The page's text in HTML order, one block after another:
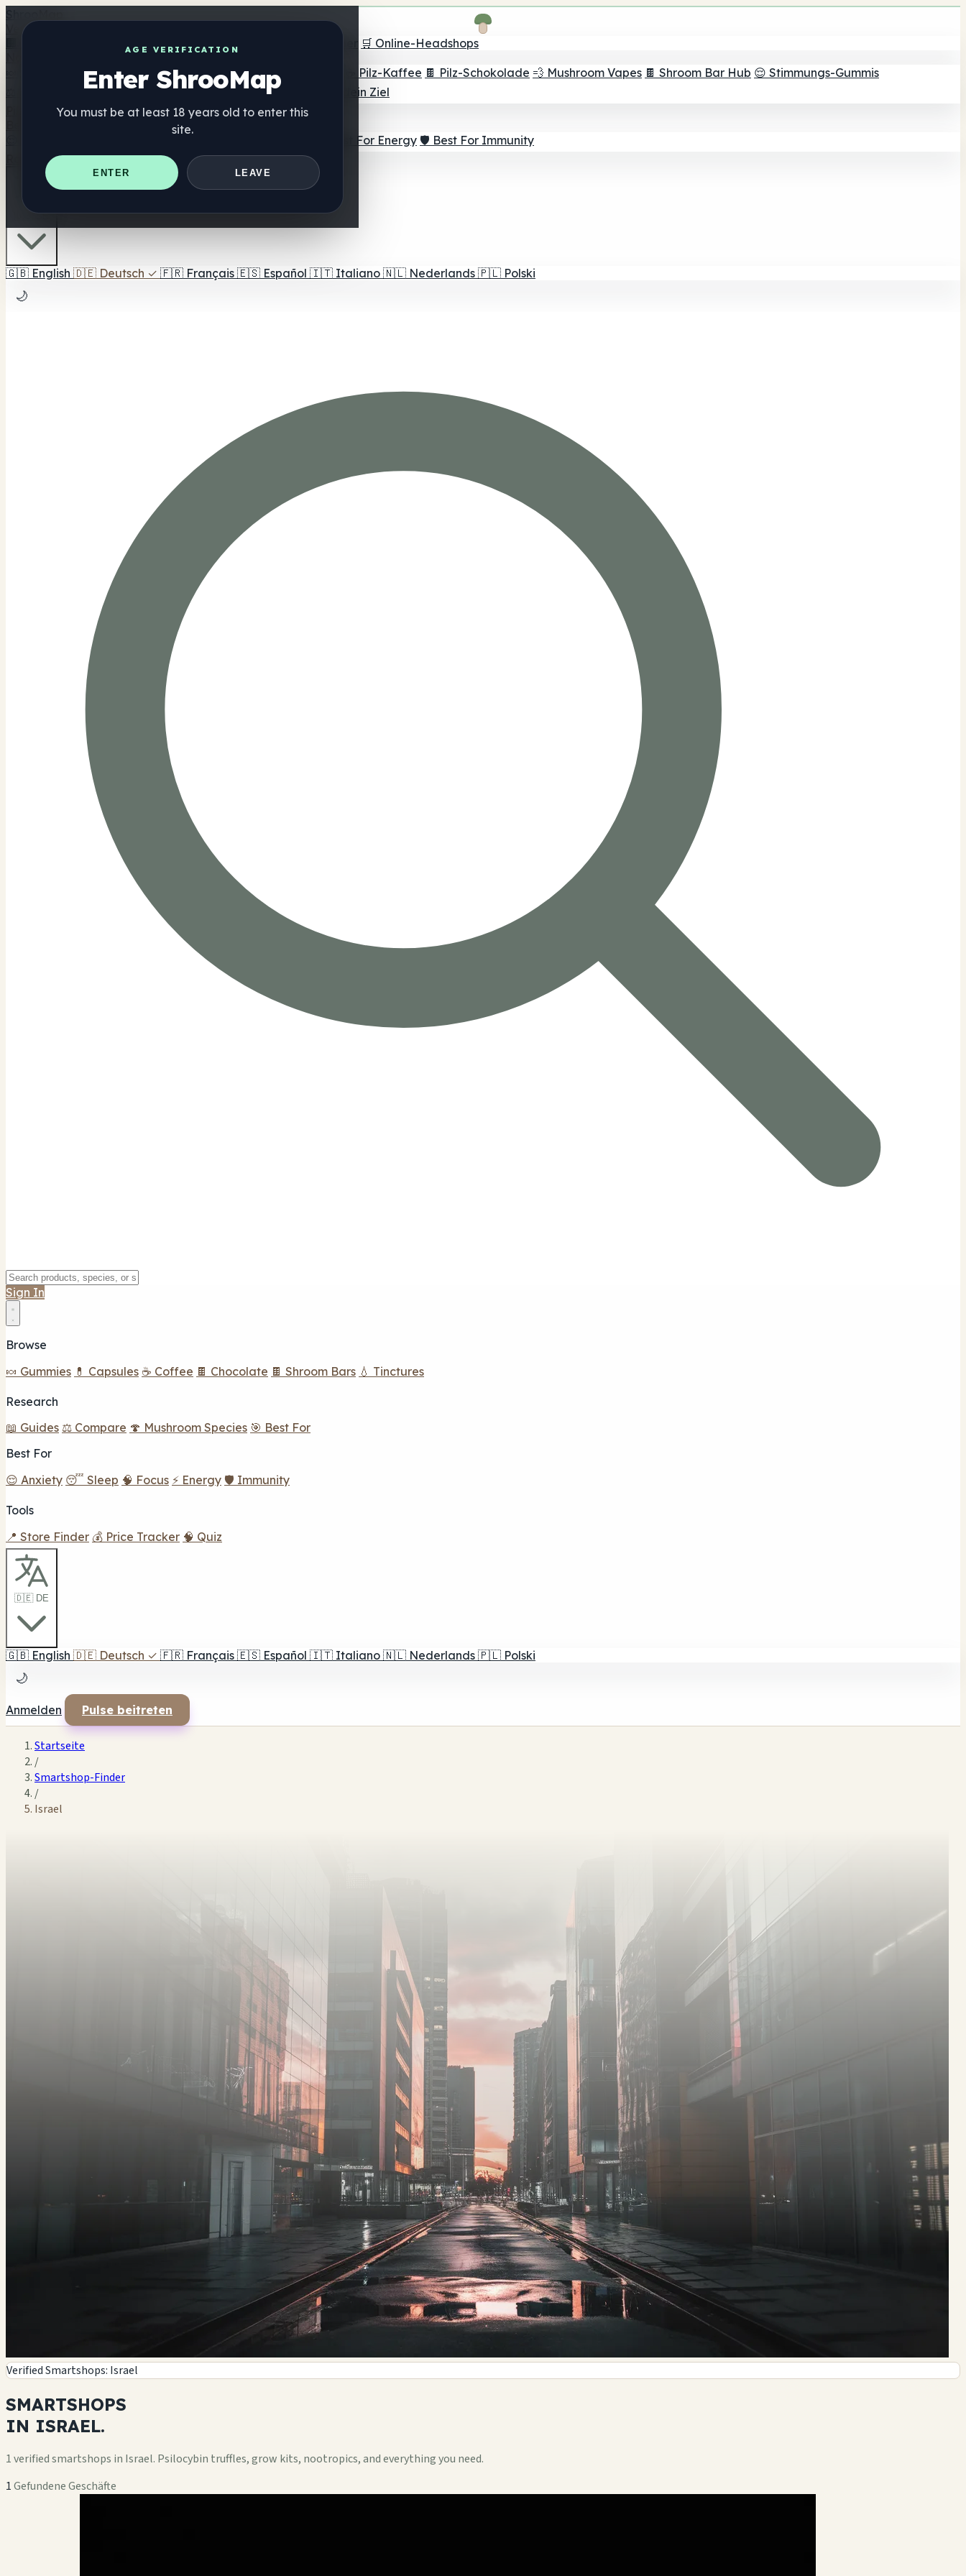
AGE VERIFICATION
Enter ShrooMap
You must be at least 18 years old to enter this
site.
ENTER LEAVE
Verzeichnis
📍 Headshop-Finder
🛒 Online-Headshops
🍬 Pilz-Gummis 💊 Pilz-Kapseln 💧 Pilz-Tinkturen 🫙 Pilz-Pulver ☕ Pilz-Kaffee 🍫 Pilz-Schokolade 💨 Mushroom Vapes 🍫 Shroom Bar Hub 😌 Stimmungs-Gummis
⚖️ Produkte vergleichen 💰 Angebote & Rabatte 🎯 Beste für dein Ziel
⚡ Best For Energy 🛡️ Best For Immunity
Ratgeber Quiz Blog In der Nähe
🇩🇪 DE
🇬🇧 English 🇩🇪 Deutsch ✓ 🇫🇷 Français 🇪🇸 Español 🇮🇹 Italiano 🇳🇱 Nederlands 🇵🇱 Polski
🌙
Sign In
Browse
🍬 Gummies 💊 Capsules ☕ Coffee 🍫 Chocolate 🍫 Shroom Bars 💧 Tinctures
Research
📖 Guides ⚖️ Compare 🍄 Mushroom Species 🎯 Best For
Best For
😌 Anxiety 😴 Sleep 🧠 Focus ⚡ Energy 🛡️ Immunity
Tools
📍 Store Finder 💰 Price Tracker 🧠 Quiz
🇩🇪 DE
🇬🇧 English 🇩🇪 Deutsch ✓ 🇫🇷 Français 🇪🇸 Español 🇮🇹 Italiano 🇳🇱 Nederlands 🇵🇱 Polski
🌙
Anmelden Pulse beitreten
Startseite
/
Smartshop-Finder
/
Israel
Verified Smartshops: Israel
SMARTSHOPS
IN ISRAEL.
1 verified smartshops in Israel. Psilocybin truffles, grow kits, nootropics, and everything you need.
1Gefundene Geschäfte